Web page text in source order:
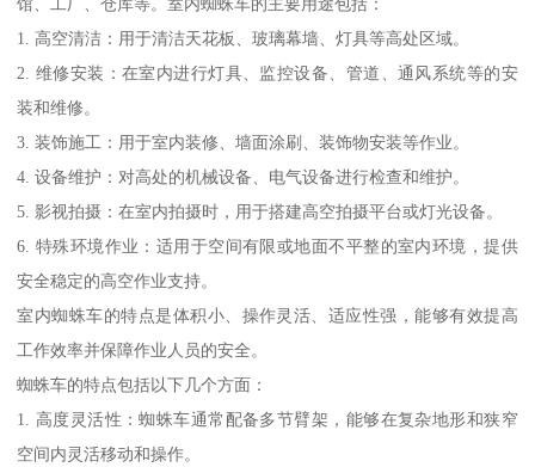
馆、工厂、仓库等。室内蜘蛛车的主要用途包括：
1. 高空清洁：用于清洁天花板、玻璃幕墙、灯具等高处区域。
2. 维修安装：在室内进行灯具、监控设备、管道、通风系统等的安
装和维修。
3. 装饰施工：用于室内装修、墙面涂刷、装饰物安装等作业。
4. 设备维护：对高处的机械设备、电气设备进行检查和维护。
5. 影视拍摄：在室内拍摄时，用于搭建高空拍摄平台或灯光设备。
6. 特殊环境作业：适用于空间有限或地面不平整的室内环境，提供
安全稳定的高空作业支持。
室内蜘蛛车的特点是体积小、操作灵活、适应性强，能够有效提高
工作效率并保障作业人员的安全。
蜘蛛车的特点包括以下几个方面：
1. 高度灵活性：蜘蛛车通常配备多节臂架，能够在复杂地形和狭窄
空间内灵活移动和操作。